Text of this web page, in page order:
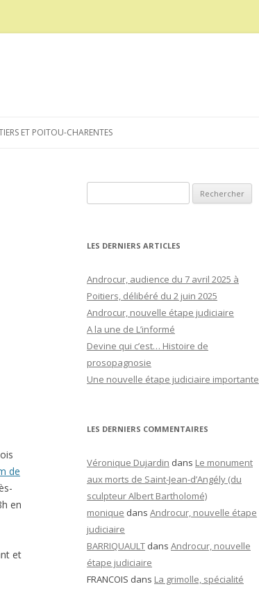
ET POITOU-CHARENTES
de
en
et
LES DERNIERS ARTICLES
Androcur, audience du 7 avril 2025 à
Poitiers, délibéré du 2 juin 2025
Androcur, nouvelle étape judiciaire
A la une de L’informé
Devine qui c’est… Histoire de
prosopagnosie
Une nouvelle étape judiciaire importante
LES DERNIERS COMMENTAIRES
Véronique Dujardin dans Le monument
aux morts de Saint-Jean-d’Angély (du
sculpteur Albert Bartholomé)
monique dans Androcur, nouvelle étape
judiciaire
BARRIQUAULT dans Androcur, nouvelle
étape judiciaire
FRANCOIS dans La grimolle, spécialité